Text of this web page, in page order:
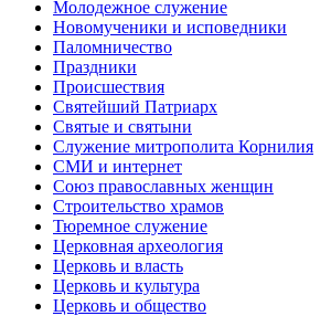
Молодежное служение
Новомученики и исповедники
Паломничество
Праздники
Происшествия
Святейший Патриарх
Святые и святыни
Служение митрополита Корнилия
СМИ и интернет
Союз православных женщин
Строительство храмов
Тюремное служение
Церковная археология
Церковь и власть
Церковь и культура
Церковь и общество